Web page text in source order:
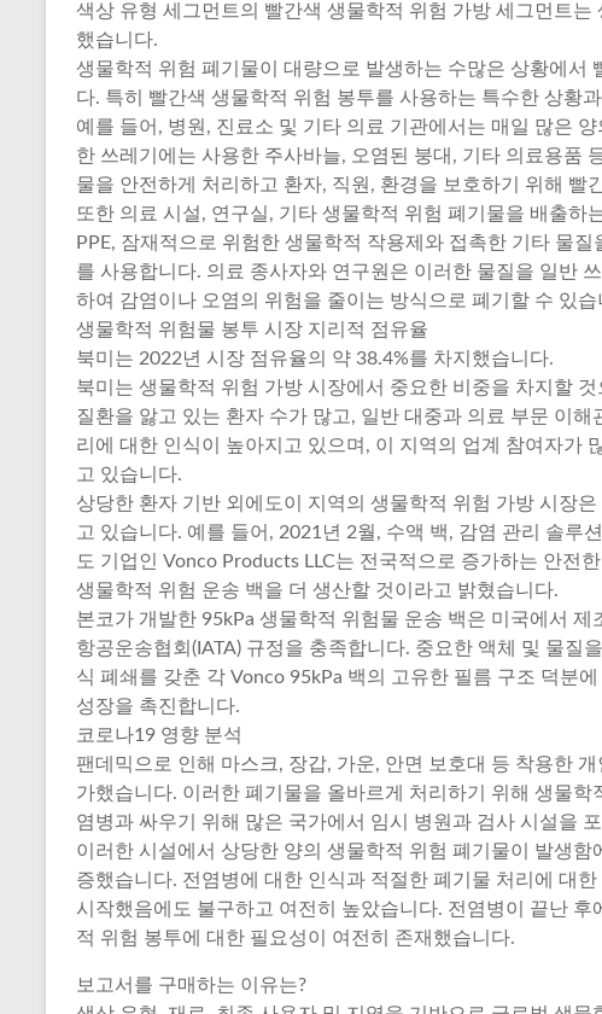
색상 유형 세그먼트의 빨간색 생물학적 위험 가방 세그먼트는
했습니다.
생물학적 위험 폐기물이 대량으로 발생하는 수많은 상황에서
다. 특히 빨간색 생물학적 위험 봉투를 사용하는 특수한 상황
예를 들어, 병원, 진료소 및 기타 의료 기관에서는 매일 많은
한 쓰레기에는 사용한 주사바늘, 오염된 붕대, 기타 의료용품
물을 안전하게 처리하고 환자, 직원, 환경을 보호하기 위해 빨
또한 의료 시설, 연구실, 기타 생물학적 위험 폐기물을 배출하
PPE, 잠재적으로 위험한 생물학적 작용제와 접촉한 기타 물
를 사용합니다. 의료 종사자와 연구원은 이러한 물질을 일반
하여 감염이나 오염의 위험을 줄이는 방식으로 폐기할 수 있습
생물학적 위험물 봉투 시장 지리적 점유율
북미는 2022년 시장 점유율의 약 38.4%를 차지했습니다.
북미는 생물학적 위험 가방 시장에서 중요한 비중을 차지할
질환을 앓고 있는 환자 수가 많고, 일반 대중과 의료 부문 이
리에 대한 인식이 높아지고 있으며, 이 지역의 업계 참여자가
고 있습니다.
상당한 환자 기반 외에도이 지역의 생물학적 위험 가방 시장
고 있습니다. 예를 들어, 2021년 2월, 수액 백, 감염 관리 솔루
도 기업인 Vonco Products LLC는 전국적으로 증가하는 안전
생물학적 위험 운송 백을 더 생산할 것이라고 밝혔습니다.
본코가 개발한 95kPa 생물학적 위험물 운송 백은 미국에서 제
항공운송협회(IATA) 규정을 충족합니다. 중요한 액체 및 물질
식 폐쇄를 갖춘 각 Vonco 95kPa 백의 고유한 필름 구조 덕분
성장을 촉진합니다.
코로나19 영향 분석
팬데믹으로 인해 마스크, 장갑, 가운, 안면 보호대 등 착용한
가했습니다. 이러한 폐기물을 올바르게 처리하기 위해 생물
염병과 싸우기 위해 많은 국가에서 임시 병원과 검사 시설을
이러한 시설에서 상당한 양의 생물학적 위험 폐기물이 발생
증했습니다. 전염병에 대한 인식과 적절한 폐기물 처리에 대
시작했음에도 불구하고 여전히 높았습니다. 전염병이 끝난
적 위험 봉투에 대한 필요성이 여전히 존재했습니다.
보고서를 구매하는 이유는?